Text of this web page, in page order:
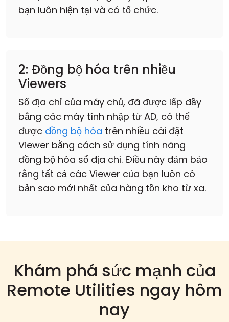
bạn luôn hiện tại và có tổ chức.
2: Đồng bộ hóa trên nhiều
Viewers
Sổ địa chỉ của máy chủ, đã được lấp đầy
bằng các máy tính nhập từ AD, có thể
được đồng bộ hóa trên nhiều cài đặt
Viewer bằng cách sử dụng tính năng
đồng bộ hóa sổ địa chỉ. Điều này đảm bảo
rằng tất cả các Viewer của bạn luôn có
bản sao mới nhất của hàng tồn kho từ xa.
Khám phá sức mạnh của
Remote Utilities ngay hôm
nay